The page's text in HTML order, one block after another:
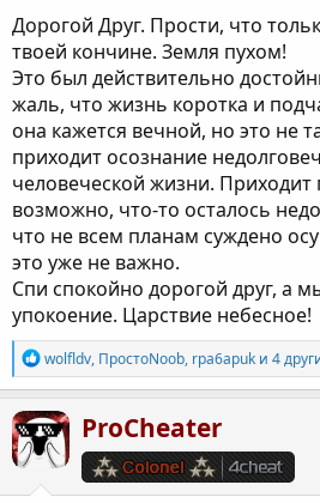
Дорогой Друг. Прости, что
твоей кончине. Земля пухом!
Это был действительно
жаль, что жизнь коротка и
она кажется вечной, но это не
приходит осознание
человеческой жизни. Приходит
возможно, что-то осталось
что не всем планам суждено
это уже не важно.
Спи спокойно дорогой друг, а
упокоение. Царствие небесное!
Р
е
а
к
ц
и
и
:
wolfldv, ПростоNoob, rpa6apuk и 4
ProCheater